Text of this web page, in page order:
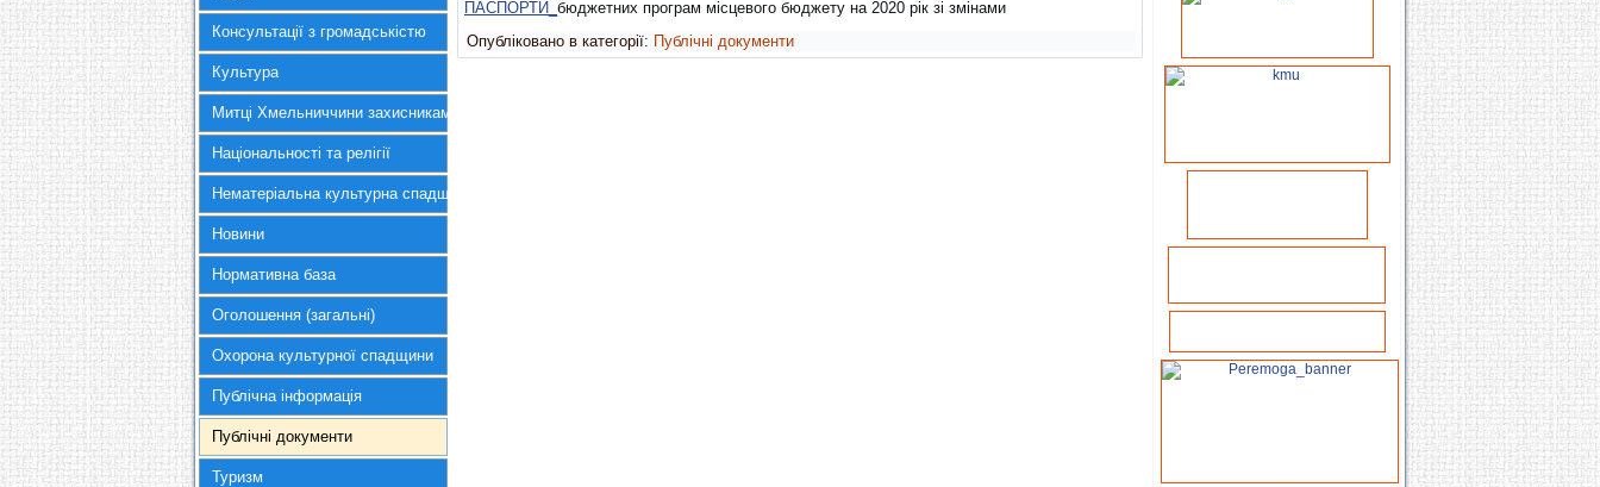
Консультації з громадськістю
Культура
Митці Хмельниччини захисникам України
Національності та релігії
Нематеріальна культурна спадщина
Новини
Нормативна база
Оголошення (загальні)
Охорона культурної спадщини
Публічна інформація
Публічні документи
Туризм
ПАСПОРТИ_ бюджетних програм місцевого бюджету на 2020 рік зі змінами
Опубліковано в категорії: Публічні документи